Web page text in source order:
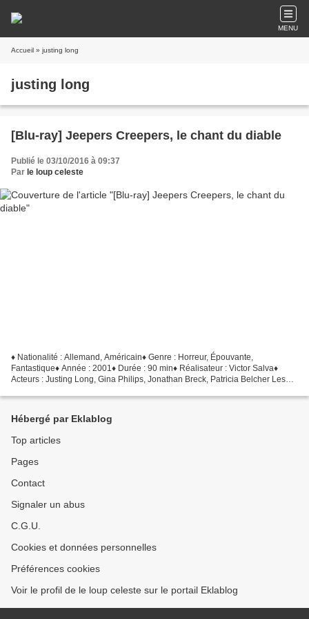
MENU
Accueil » justing long
justing long
[Blu-ray] Jeepers Creepers, le chant du diable
Publié le 03/10/2016 à 09:37
Par le loup celeste
♦ Nationalité : Allemand, Américain♦ Genre : Horreur, Épouvante,
Fantastique♦ Année : 2001♦ Durée : 90 min♦ Réalisateur : Victor Salva♦
Acteurs : Justing Long, Gina Philips, Jonathan Breck, Patricia Belcher Les
Hébergé par Eklablog
Top articles
Pages
Contact
Signaler un abus
C.G.U.
Cookies et données personnelles
Préférences cookies
Voir le profil de le loup celeste sur le portail Eklablog